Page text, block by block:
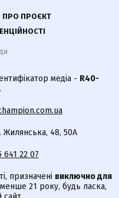
ПРО ПРОЄКТ
медіа - R40-
.
Жилянська, 48, 50А
641 22 07
призначені виключно для
21 року, будь ласка,